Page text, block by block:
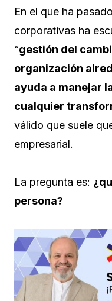
En el que ha
corporativas ha
“gestión del
organización
ayuda a manejar
cualquier
válido que suele
empresarial.
La pregunta es:
persona?